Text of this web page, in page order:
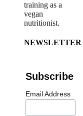
training as a
vegan
nutritionist.
NEWSLETTER
Subscribe
Email Address